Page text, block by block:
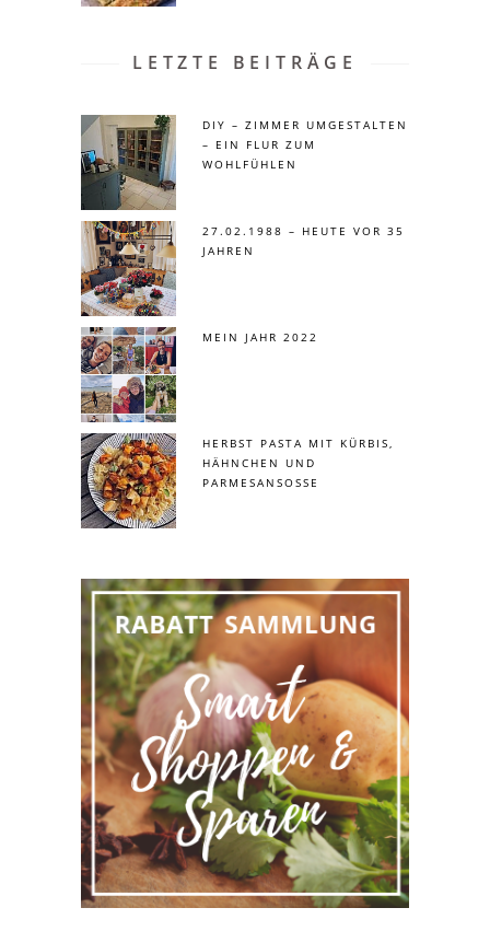
LETZTE BEITRÄGE
DIY – ZIMMER UMGESTALTEN
– EIN FLUR ZUM
WOHLFÜHLEN
27.02.1988 – HEUTE VOR 35
JAHREN
MEIN JAHR 2022
HERBST PASTA MIT KÜRBIS,
HÄHNCHEN UND
PARMESANSOSSE